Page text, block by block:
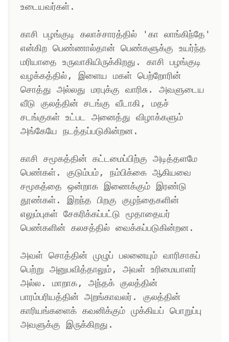
உடையவர்கள்.
காசி பழங்குடி கலாச்சாரத்தில் 'கா லாங்கிந்தே'
என்கிற பெண்ணால்தான் பெண்களுக்கு உயர்ந்த
மரியாதை உருவாகியிருக்கிறது. காசி பழங்குடி
வழக்கத்தில், இளைய மகள் பெற்றோரின்
சொத்து அல்லது மரபுக்கு வாரிசு. அவளுடைய
வீடு குலத்தின் சடங்கு வீடாகி, மதச்
சடங்குகள் உட்பட அனைத்து விழாக்களும்
அங்கேயே நடத்தப்படுகின்றன.
காசி சமூகத்தின் கட்டமைப்பிற்கு அடித்தளமே
பெண்கள். குடும்பம், நம்பிக்கை ஆகியவை
சமூகத்தை ஒன்றாக இணைக்கும் இரண்டு
தூண்கள். இறந்த பிறகு குழந்தைகளின்
எலும்புகள் சேகரிக்கப்பட்டு மூதாதையர்
பெண்களின் கலசத்தில் வைக்கப்படுகின்றன.
அவள் சொத்தின் முழுப் பலனையும் வாரிசாகப்
பெற்று அனுபவித்தாலும், அவள் உரிமையாளர்
அல்ல. மாறாக, அந்தக் குலத்தின்
பாரம்பரியத்தின் அறங்காவலர். குலத்தின்
காரியங்களைக் கவனிக்கும் முக்கியப் பொறுப்பு
அவளுக்கு இருக்கிறது.